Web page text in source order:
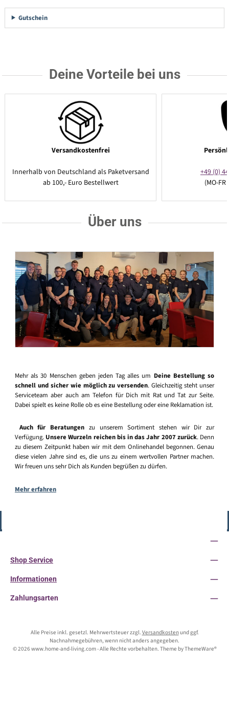
Gutschein
Deine Vorteile bei uns
Versandkostenfrei
Innerhalb von Deutschland als Paketversand
ab 100,- Euro Bestellwert
+49 (0)
(MO-
Über uns
Mehr als 30 Menschen geben jeden Tag alles um Deine Bestellung so
schnell und sicher wie möglich zu versenden. Gleichzeitig steht unser
Serviceteam aber auch am Telefon für Dich mit Rat und Tat zur Seite.
Dabei spielt es keine Rolle ob es eine Bestellung oder eine Reklamation ist.
Auch für Beratungen zu unserem Sortiment stehen wir Dir zur
Verfügung. Unsere Wurzeln reichen bis in das Jahr 2007 zurück. Denn
zu diesem Zeitpunkt haben wir mit dem Onlinehandel begonnen. Genau
diese vielen Jahre sind es, die uns zu einem wertvollen Partner machen.
Wir freuen uns sehr Dich als Kunden begrüßen zu dürfen.
Mehr erfahren
Shop Service
Informationen
Zahlungsarten
Alle Preise inkl. gesetzl. Mehrwertsteuer zzgl. Versandkostenund ggf.
Nachnahmegebühren, wenn nicht anders angegeben.
© 2026 www.home-and-living.com - Alle Rechte vorbehalten. Theme byThemeWare®